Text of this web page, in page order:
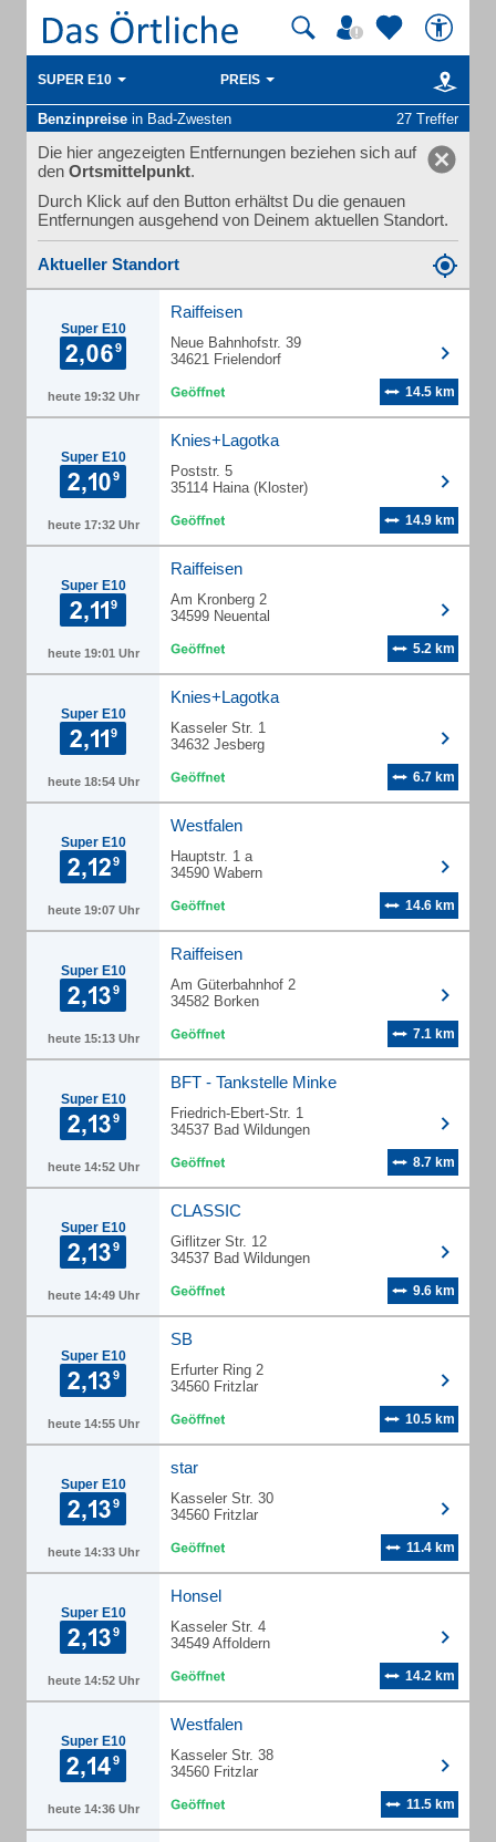
SUPER E10 PREIS
Benzinpreise in Bad-Zwesten 27 Treffer
Die hier angezeigten Entfernungen beziehen sich auf
den Ortsmittelpunkt.
Durch Klick auf den Button erhältst Du die genauen
Entfernungen ausgehend von Deinem aktuellen Standort.
Aktueller Standort
Super E10
heute 19:32 Uhr
Raiffeisen
Neue Bahnhofstr. 39
34621 Frielendorf
14.5 km
Super E10
heute 17:32 Uhr
Knies+Lagotka
Poststr. 5
35114 Haina (Kloster)
14.9 km
Super E10
heute 19:01 Uhr
Raiffeisen
Am Kronberg 2
34599 Neuental
5.2 km
Super E10
heute 18:54 Uhr
Knies+Lagotka
Kasseler Str. 1
34632 Jesberg
6.7 km
Super E10
heute 19:07 Uhr
Westfalen
Hauptstr. 1 a
34590 Wabern
14.6 km
Super E10
heute 15:13 Uhr
Raiffeisen
Am Güterbahnhof 2
34582 Borken
7.1 km
Super E10
heute 14:52 Uhr
BFT - Tankstelle Minke
Friedrich-Ebert-Str. 1
34537 Bad Wildungen
8.7 km
Super E10
heute 14:49 Uhr
CLASSIC
Giflitzer Str. 12
34537 Bad Wildungen
9.6 km
Super E10
heute 14:55 Uhr
SB
Erfurter Ring 2
34560 Fritzlar
10.5 km
Super E10
heute 14:33 Uhr
star
Kasseler Str. 30
34560 Fritzlar
11.4 km
Super E10
heute 14:52 Uhr
Honsel
Kasseler Str. 4
34549 Affoldern
14.2 km
Super E10
heute 14:36 Uhr
Westfalen
Kasseler Str. 38
34560 Fritzlar
11.5 km